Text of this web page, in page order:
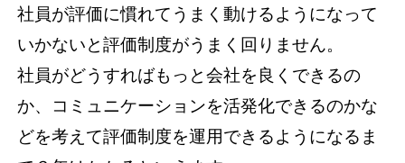
社員が評価に慣れてうまく動けるようになって
いかないと評価制度がうまく回りません。
社員がどうすればもっと会社を良くできるの
か、コミュニケーションを活発化できるのかな
どを考えて評価制度を運用できるようになるま